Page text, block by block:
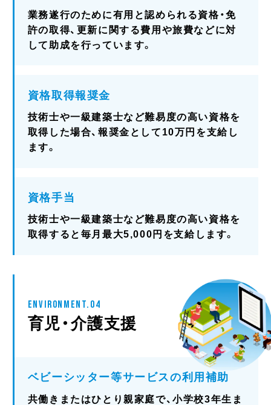
業務遂行のために有用と認められる資格・免
許の取得、更新に関する費用や旅費などに対
して助成を行っています。
資格取得報奨金
技術士や一級建築士など難易度の高い資格を
取得した場合、報奨金として10万円を支給し
ます。
資格手当
技術士や一級建築士など難易度の高い資格を
取得すると毎月最大5,000円を支給します。
ENVIRONMENT.04
育児・介護支援
ベビーシッター等サービスの利用補助
共働きまたはひとり親家庭で、小学校3年生ま